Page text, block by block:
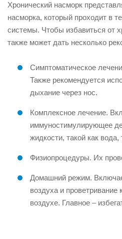
Хронический насморк
насморка, который проходит в
системы. Чтобы избавиться от
также может дать несколько
Симптоматическое
Также рекомендуется
дыхание через нос.
Комплексное лечение.
иммуностимулирующее
жидкости, такой как
Физиопроцедуры. Их
Домашний режим.
воздуха и
воздухе. Главное –